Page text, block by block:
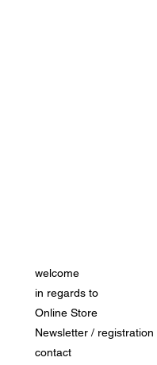
welcome
in regards to
Online Store
Newsletter / registration
contact